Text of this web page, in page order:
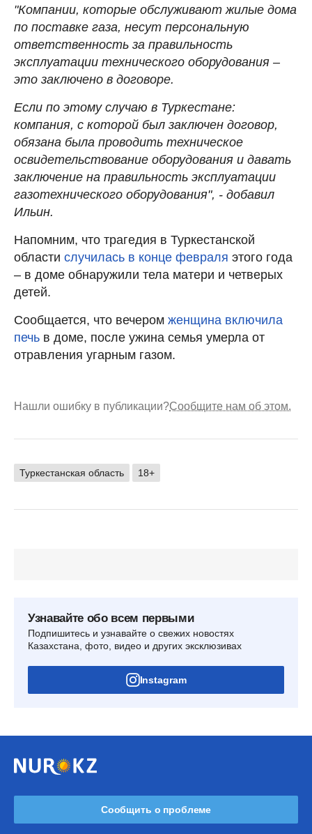
"Компании, которые обслуживают жилые дома
по поставке газа, несут персональную
ответственность за правильность
эксплуатации технического оборудования –
это заключено в договоре.
Если по этому случаю в Туркестане:
компания, с которой был заключен договор,
обязана была проводить техническое
освидетельствование оборудования и давать
заключение на правильность эксплуатации
газотехнического оборудования", - добавил
Ильин.
Напомним, что трагедия в Туркестанской
области случилась в конце февраля этого года
– в доме обнаружили тела матери и четверых
детей.
Сообщается, что вечером женщина включила
печь в доме, после ужина семья умерла от
отравления угарным газом.
Нашли ошибку в публикации?Сообщите нам об этом.
Туркестанская область 18+
Узнавайте обо всем первыми
Подпишитесь и узнавайте о свежих новостях
Казахстана, фото, видео и других эксклюзивах
Instagram
Сообщить о проблеме